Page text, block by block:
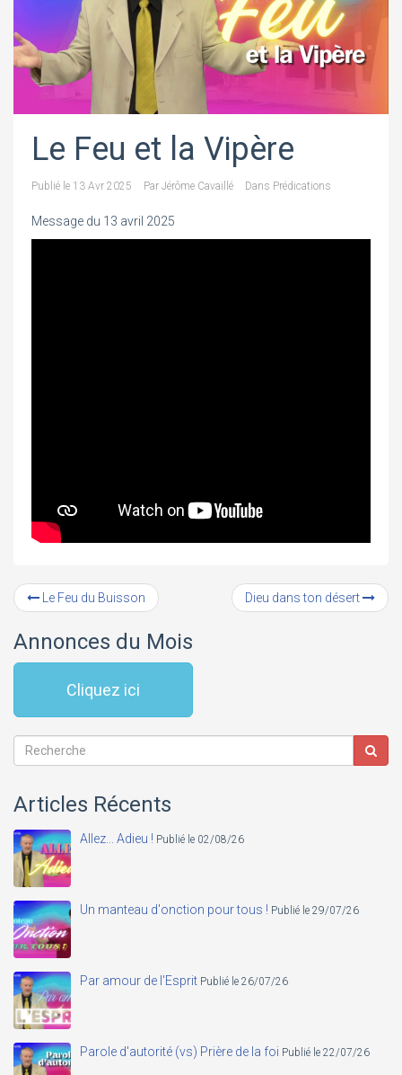
Le Feu et la Vipère
Publié le 13 Avr 2025 Par Jérôme Cavaillé Dans Prédications
Message du 13 avril 2025
Le Feu du Buisson Dieu dans ton désert
Annonces du Mois
Cliquez ici
Articles Récents
Allez... Adieu ! Publié le 02/08/26
Un manteau d'onction pour tous ! Publié le 29/07/26
Par amour de l'Esprit Publié le 26/07/26
Parole d'autorité (vs) Prière de la foi Publié le 22/07/26